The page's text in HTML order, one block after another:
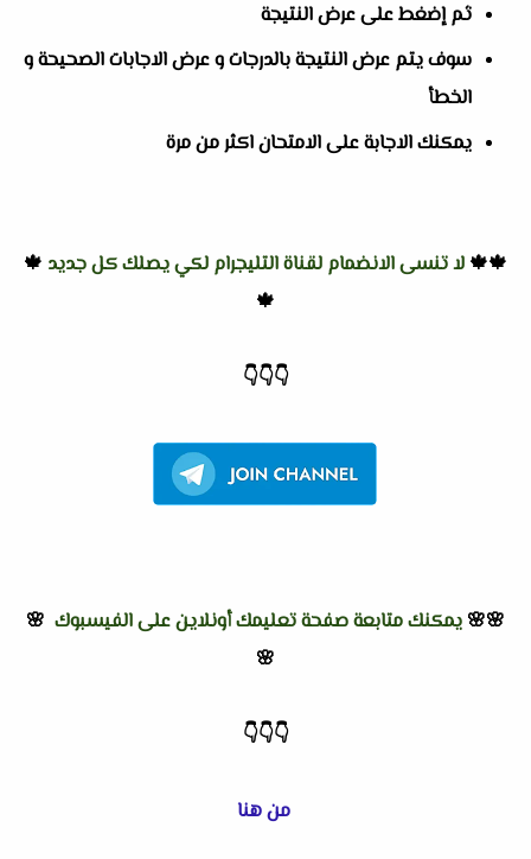
ثم إضغط على عرض النتيجة
سوف يتم عرض النتيجة بالدرجات و عرض الاجابات الصحيحة و
الخطأ
يمكنك الاجابة على الامتحان اكثر من مرة
🍁🍁 لا تنسى الانضمام لقناة التليجرام لكي يصلك كل جديد 🍁
🍁
👇
👇
👇
🌸🌸 يمكنك متابعة صفحة تعليمك أونلاين على الفيسبوك 🌸
🌸
👇
👇
👇
من هنا